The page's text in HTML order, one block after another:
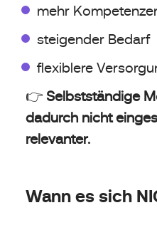
mehr
steigender Bedarf
flexiblere
👉 Selbstständige
dadurch nicht
relevanter.
Wann es sich